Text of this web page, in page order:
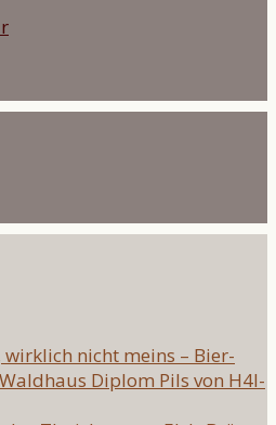
nicht meins – Bier-
Diplom Pils von H4l-